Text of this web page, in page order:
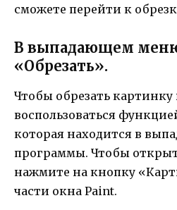
сможете перейти к
В выпадающем
«Обрезать».
Чтобы обрезать
воспользоваться
которая находится в
программы. Чтобы
нажмите на кнопку
части окна Paint.